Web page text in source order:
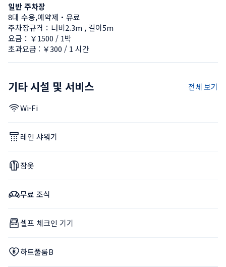
일반 주차장
8대 수용,예약제・유료
주차장규격：너비2.3m , 길이5m
요금：￥1500 / 1박
초과요금 : ￥300 / 1 시간
기타 시설 및 서비스 전체 보기
Wi-Fi
레인 샤워기
잠옷
무료 조식
셀프 체크인 기기
하트풀룸B